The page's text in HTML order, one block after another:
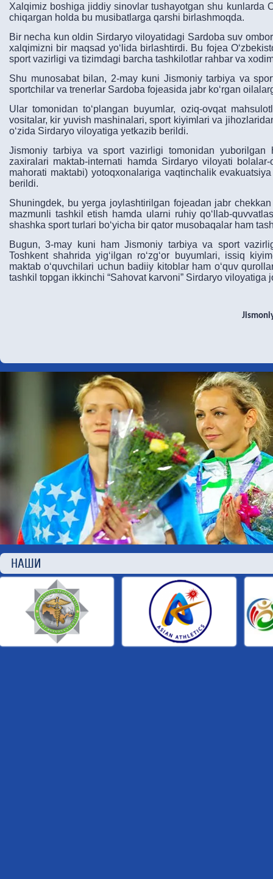
Xalqimiz boshiga jiddiy sinovlar tushayotgan shu kunlarda
chiqargan holda bu musibatlarga qarshi birlashmoqda.
Bir necha kun oldin Sirdaryo viloyatidagi Sardoba suv
xalqimizni bir maqsad yoʻlida birlashtirdi. Bu fojea
sport vazirligi va tizimdagi barcha tashkilotlar rahbar va
Shu munosabat bilan, 2-may kuni Jismoniy tarbiya va
sportchilar va trenerlar Sardoba fojeasida jabr koʻrgan
Ular tomonidan toʻplangan buyumlar, oziq-ovqat
vositalar, kir yuvish mashinalari, sport kiyimlari va
oʻzida Sirdaryo viloyatiga yetkazib berildi.
Jismoniy tarbiya va sport vazirligi tomonidan yuborilgan
zaxiralari maktab-internati hamda Sirdaryo viloyati
mahorati maktabi) yotoqxonalariga vaqtinchalik
berildi.
Shuningdek, bu yerga joylashtirilgan fojeadan jabr
mazmunli tashkil etish hamda ularni ruhiy qoʻllab-
shashka sport turlari boʻyicha bir qator musobaqalar ham
Bugun, 3-may kuni ham Jismoniy tarbiya va sport
Toshkent shahrida yigʻilgan roʻzgʻor buyumlari, issiq
maktab oʻquvchilari uchun badiiy kitoblar ham oʻquv
tashkil topgan ikkinchi “Sahovat karvoni” Sirdaryo viloyatiga
НАШИ